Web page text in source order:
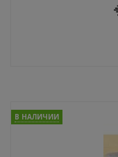
В НАЛИЧИИ